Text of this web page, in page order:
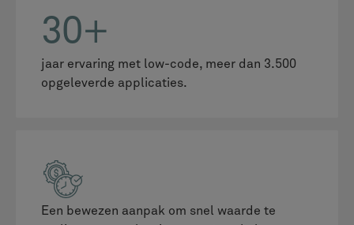
30+
jaar ervaring met low-code, meer dan 3.500
opgeleverde applicaties.
Een bewezen aanpak om snel waarde te